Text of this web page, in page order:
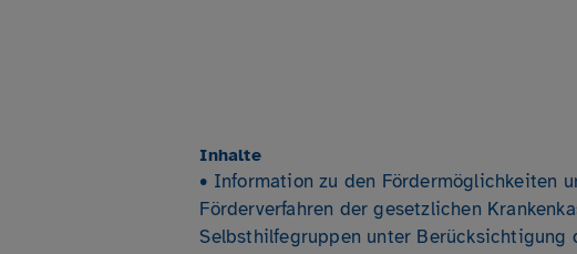
Inhalte
• Information zu den Fördermöglichkeiten
Förderverfahren der gesetzlichen
Selbsthilfegruppen unter Berücksichtigung